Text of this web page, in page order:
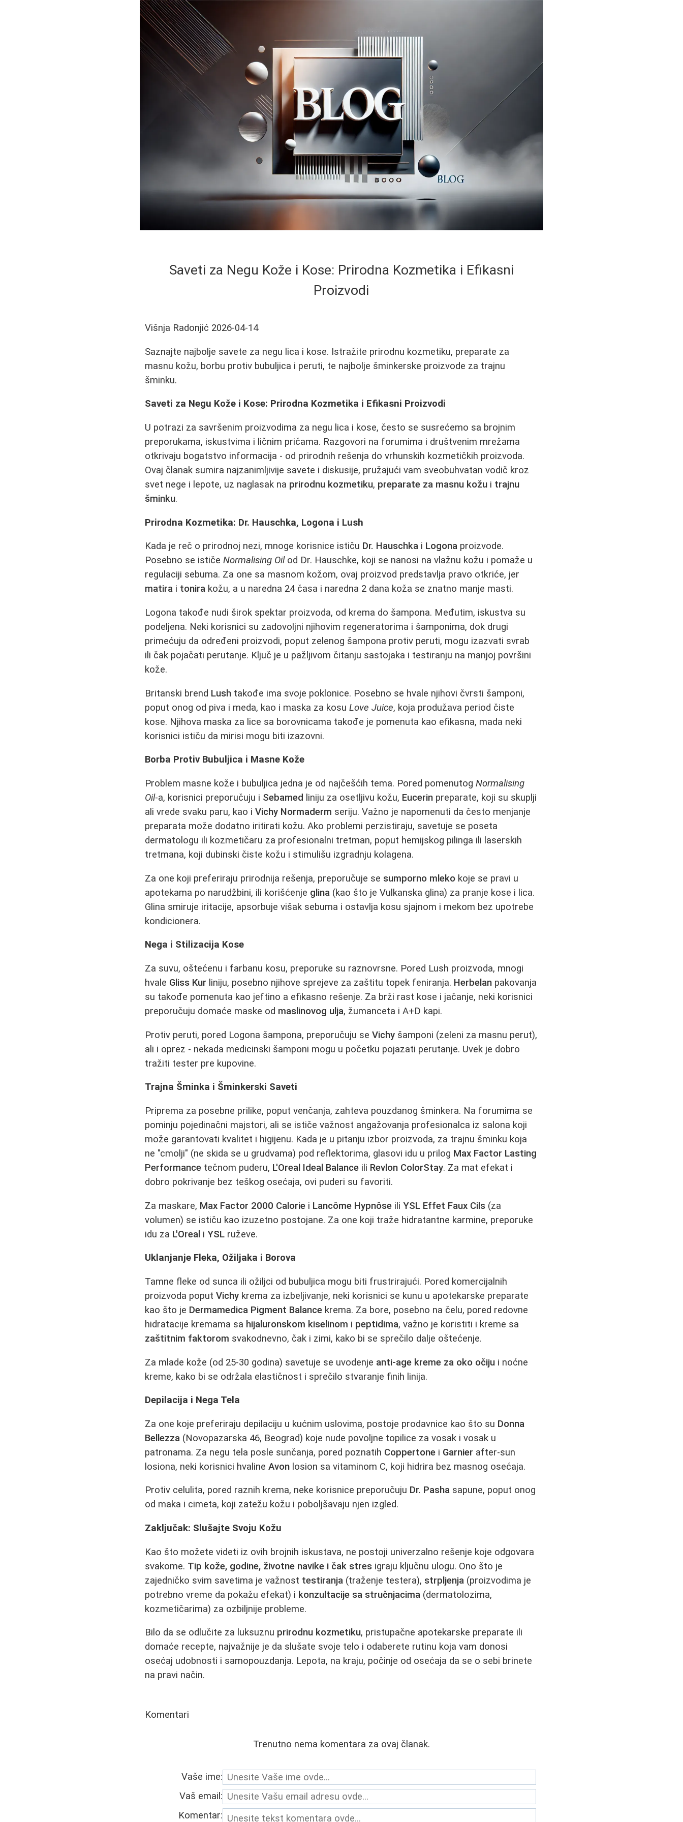
Saveti za Negu Kože i Kose: Prirodna Kozmetika i Efikasni
Proizvodi
Višnja Radonjić 2026-04-14
Saznajte najbolje savete za negu lica i kose. Istražite prirodnu kozmetiku, preparate za
masnu kožu, borbu protiv bubuljica i peruti, te najbolje šminkerske proizvode za trajnu
šminku.
Saveti za Negu Kože i Kose: Prirodna Kozmetika i Efikasni Proizvodi
U potrazi za savršenim proizvodima za negu lica i kose, često se susrećemo sa brojnim
preporukama, iskustvima i ličnim pričama. Razgovori na forumima i društvenim mrežama
otkrivaju bogatstvo informacija - od prirodnih rešenja do vrhunskih kozmetičkih proizvoda.
Ovaj članak sumira najzanimljivije savete i diskusije, pružajući vam sveobuhvatan vodič kroz
svet nege i lepote, uz naglasak na prirodnu kozmetiku, preparate za masnu kožu i trajnu
šminku.
Prirodna Kozmetika: Dr. Hauschka, Logona i Lush
Kada je reč o prirodnoj nezi, mnoge korisnice ističu Dr. Hauschka i Logona proizvode.
Posebno se ističeNormalising Oilod Dr. Hauschke, koji se nanosi na vlažnu kožu i pomaže u
regulaciji sebuma. Za one sa masnom kožom, ovaj proizvod predstavlja pravo otkriće, jer
matira i tonira kožu, a u naredna 24 časa i naredna 2 dana koža se znatno manje masti.
Logona takođe nudi širok spektar proizvoda, od krema do šampona. Međutim, iskustva su
podeljena. Neki korisnici su zadovoljni njihovim regeneratorima i šamponima, dok drugi
primećuju da određeni proizvodi, poput zelenog šampona protiv peruti, mogu izazvati svrab
ili čak pojačati perutanje. Ključ je u pažljivom čitanju sastojaka i testiranju na manjoj površini
kože.
Britanski brend Lush takođe ima svoje poklonice. Posebno se hvale njihovi čvrsti šamponi,
poput onog od piva i meda, kao i maska za kosuLove Juice, koja produžava period čiste
kose. Njihova maska za lice sa borovnicama takođe je pomenuta kao efikasna, mada neki
korisnici ističu da mirisi mogu biti izazovni.
Borba Protiv Bubuljica i Masne Kože
Problem masne kože i bubuljica jedna je od najčešćih tema. Pored pomenutogNormalising
Oil-a, korisnici preporučuju i Sebamed liniju za osetljivu kožu, Eucerin preparate, koji su skuplji
ali vrede svaku paru, kao iVichy Normaderm seriju. Važno je napomenuti da često menjanje
preparata može dodatno iritirati kožu. Ako problemi perzistiraju, savetuje se poseta
dermatologu ili kozmetičaru za profesionalni tretman, poput hemijskog pilinga ili laserskih
tretmana, koji dubinski čiste kožu i stimulišu izgradnju kolagena.
Za one koji preferiraju prirodnija rešenja, preporučuje se sumporno mleko koje se pravi u
apotekama po narudžbini, ili korišćenje glina (kao što je Vulkanska glina) za pranje kose i lica.
Glina smiruje iritacije, apsorbuje višak sebuma i ostavlja kosu sjajnom i mekom bez upotrebe
kondicionera.
Nega i Stilizacija Kose
Za suvu, oštećenu i farbanu kosu, preporuke su raznovrsne. Pored Lush proizvoda, mnogi
hvale Gliss Kur liniju, posebno njihove sprejeve za zaštitu topek feniranja. Herbelan pakovanja
su takođe pomenuta kao jeftino a efikasno rešenje. Za brži rast kose i jačanje, neki korisnici
preporučuju domaće maske od maslinovog ulja, žumanceta i A+D kapi.
Protiv peruti, pored Logona šampona, preporučuju seVichy šamponi (zeleni za masnu perut),
ali i oprez - nekada medicinski šamponi mogu u početku pojazati perutanje. Uvek je dobro
tražiti tester pre kupovine.
Trajna Šminka i Šminkerski Saveti
Priprema za posebne prilike, poput venčanja, zahteva pouzdanog šminkera. Na forumima se
pominju pojedinačni majstori, ali se ističe važnost angažovanja profesionalca iz salona koji
može garantovati kvalitet i higijenu. Kada je u pitanju izbor proizvoda, za trajnu šminku koja
ne "cmolji" (ne skida se u grudvama) pod reflektorima, glasovi idu u prilog Max Factor Lasting
Performance tečnom puderu, L'Oreal Ideal Balance ili Revlon ColorStay. Za mat efekat i
dobro pokrivanje bez teškog osećaja, ovi puderi su favoriti.
Za maskare, Max Factor 2000 Calorie i Lancôme Hypnôse iliYSL Effet Faux Cils (za
volumen) se ističu kao izuzetno postojane. Za one koji traže hidratantne karmine, preporuke
idu za L'Oreal iYSL ruževe.
Uklanjanje Fleka, Ožiljaka i Borova
Tamne fleke od sunca ili ožiljci od bubuljica mogu biti frustrirajući. Pored komercijalnih
proizvoda poputVichy krema za izbeljivanje, neki korisnici se kunu u apotekarske preparate
kao što je Dermamedica Pigment Balance krema. Za bore, posebno na čelu, pored redovne
hidratacije kremama sa hijaluronskom kiselinom i peptidima, važno je koristiti i kreme sa
zaštitnim faktorom svakodnevno, čak i zimi, kako bi se sprečilo dalje oštećenje.
Za mlade kože (od 25-30 godina) savetuje se uvodenje anti-age kreme za oko očiju i noćne
kreme, kako bi se održala elastičnost i sprečilo stvaranje finih linija.
Depilacija i Nega Tela
Za one koje preferiraju depilaciju u kućnim uslovima, postoje prodavnice kao što su Donna
Bellezza (Novopazarska 46, Beograd) koje nude povoljne topilice za vosak i vosak u
patronama. Za negu tela posle sunčanja, pored poznatih Coppertone i Garnier after-sun
losiona, neki korisnici hvalineAvon losion sa vitaminom C, koji hidrira bez masnog osećaja.
Protiv celulita, pored raznih krema, neke korisnice preporučuju Dr. Pasha sapune, poput onog
od maka i cimeta, koji zatežu kožu i poboljšavaju njen izgled.
Zaključak: Slušajte Svoju Kožu
Kao što možete videti iz ovih brojnih iskustava, ne postoji univerzalno rešenje koje odgovara
svakome. Tip kože, godine, životne navike i čak stres igraju ključnu ulogu. Ono što je
zajedničko svim savetima je važnost testiranja (traženje testera), strpljenja (proizvodima je
potrebno vreme da pokažu efekat) i konzultacije sa stručnjacima (dermatolozima,
kozmetičarima) za ozbiljnije probleme.
Bilo da se odlučite za luksuznu prirodnu kozmetiku, pristupačne apotekarske preparate ili
domaće recepte, najvažnije je da slušate svoje telo i odaberete rutinu koja vam donosi
osećaj udobnosti i samopouzdanja. Lepota, na kraju, počinje od osećaja da se o sebi brinete
na pravi način.
Komentari
Trenutno nema komentara za ovaj članak.
Vaše ime:
Vaš email:
Komentar: